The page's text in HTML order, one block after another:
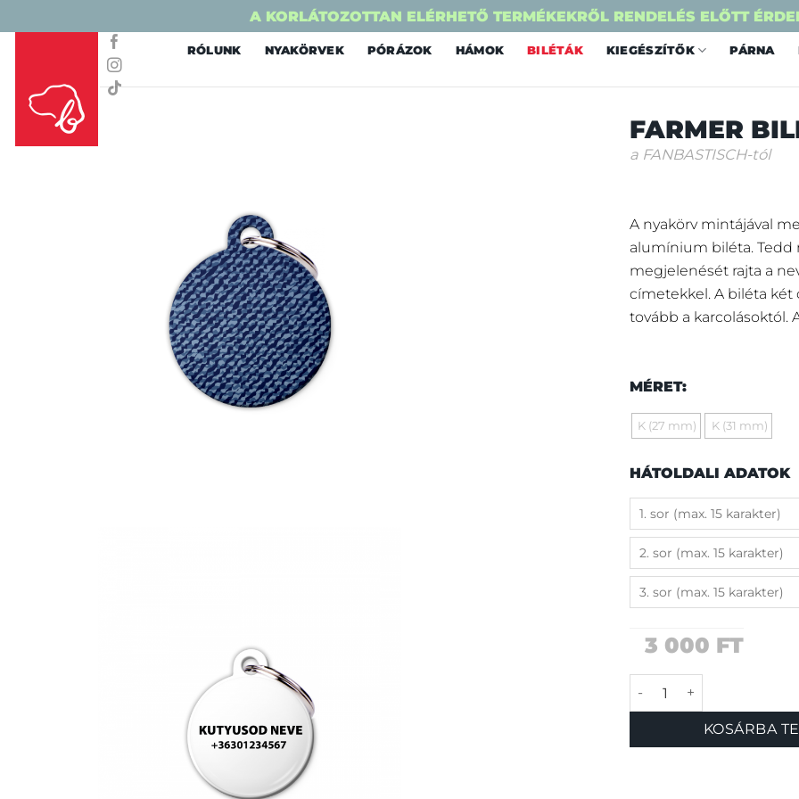
A KORLÁTOZOTTAN ELÉRHETŐ TERMÉKEKRŐL RENDELÉS ELŐTT
content
RÓLUNK NYAKÖRVEK PÓRÁZOK HÁMOK BILÉTÁK KIEGÉSZÍTŐK PÁRNA
FARMER
a FANBASTISCH-tól
A nyakörv mintájával
alumínium biléta.
megjelenését rajta a
címetekkel. A biléta két
tovább a karcolásoktól.
MÉRET:
K (27 mm) K (31 mm)
HÁTOLDALI ADATOK
3 000 FT
KOSÁRBA